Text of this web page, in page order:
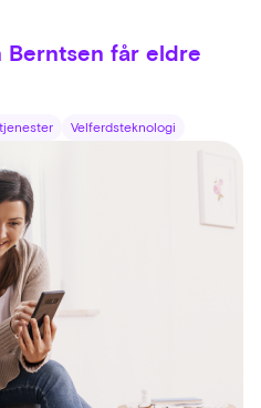
får eldre
Velferdsteknologi